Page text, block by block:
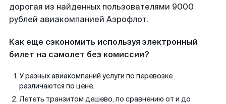
дорогая из найденных пользователями 9000
рублей авиакомпанией Аэрофлот.
Как еще сэкономить используя электронный
билет на самолет без комиссии?
У разных авиакомпаний услуги по перевозке
различаются по цене.
Лететь транзитом дешево, по сравнению от и до